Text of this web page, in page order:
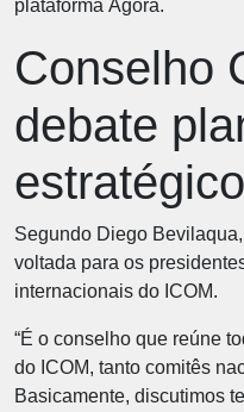
plataforma Ágora.
Conselho
debate
estratégico
Segundo Diego
voltada para os
internacionais do ICOM.
“É o conselho que reúne
do ICOM, tanto comitês
Basicamente, discutimos